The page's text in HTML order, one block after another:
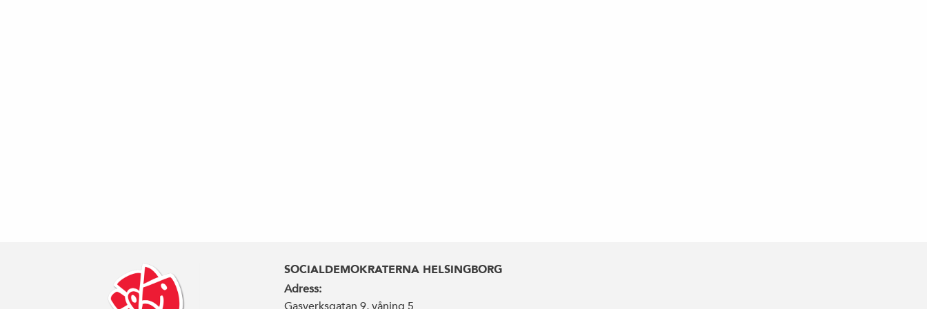
SOCIALDEMOKRATERNA HELSINGBORG
Adress: